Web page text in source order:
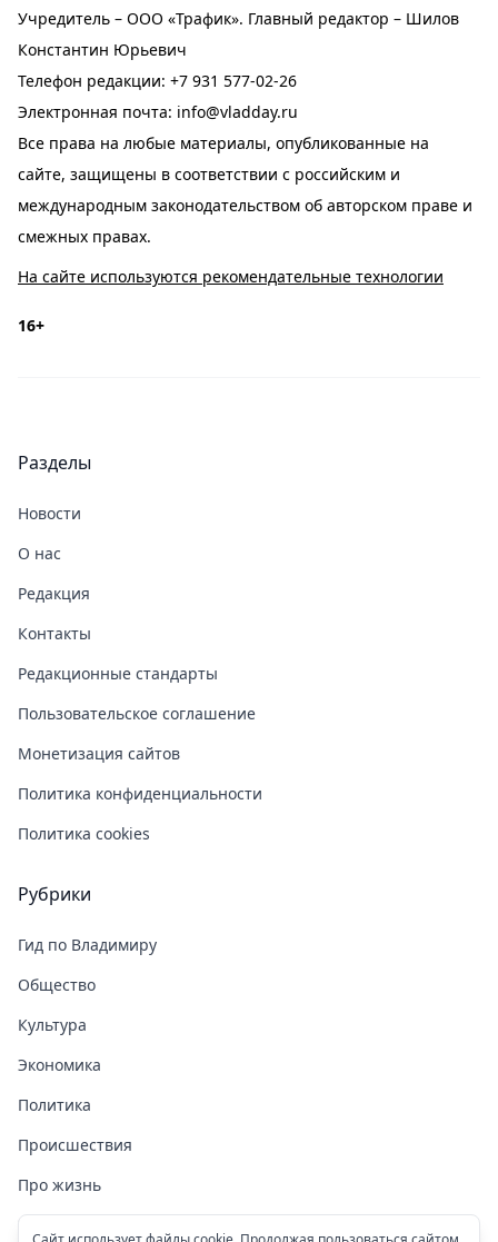
Учредитель – ООО «Трафик». Главный редактор – Шилов
Константин Юрьевич
Телефон редакции: +7 931 577-02-26
Электронная почта: info@vladday.ru
Все права на любые материалы, опубликованные на
сайте, защищены в соответствии с российским и
международным законодательством об авторском праве и
смежных правах.
На сайте используются рекомендательные технологии
16+
Разделы
Новости
О нас
Редакция
Контакты
Редакционные стандарты
Пользовательское соглашение
Монетизация сайтов
Политика конфиденциальности
Политика cookies
Рубрики
Гид по Владимиру
Общество
Культура
Экономика
Политика
Происшествия
Про жизнь
Здоровье